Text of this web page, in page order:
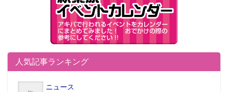
人気記事ランキング
ニュース